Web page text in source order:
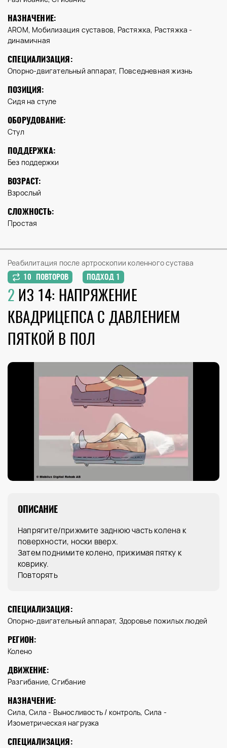
НАЗНАЧЕНИЕ:
AROM, Мобилизация суставов, Растяжка, Растяжка -
динамичная
СПЕЦИАЛИЗАЦИЯ:
Опорно-двигательный аппарат, Повседневная жизнь
ПОЗИЦИЯ:
Сидя на стуле
ОБОРУДОВАНИЕ:
Стул
ПОДДЕРЖКА:
Без поддержки
ВОЗРАСТ:
Взрослый
СЛОЖНОСТЬ:
Простая
Реабилитация после артроскопии коленного сустава
10 ПОВТОРОВ ПОДХОД 1
2 ИЗ 14: НАПРЯЖЕНИЕ
КВАДРИЦЕПСА С ДАВЛЕНИЕМ
ПЯТКОЙ В ПОЛ
ОПИСАНИЕ
Напрягите/прижмите заднюю часть колена к
поверхности, носки вверх.
Затем поднимите колено, прижимая пятку к
коврику.
Повторять
СПЕЦИАЛИЗАЦИЯ:
Опорно-двигательный аппарат, Здоровье пожилых людей
РЕГИОН:
Колено
ДВИЖЕНИЕ:
Разгибание, Сгибание
НАЗНАЧЕНИЕ:
Сила, Сила - Выносливость / контроль, Сила -
Изометрическая нагрузка
СПЕЦИАЛИЗАЦИЯ: